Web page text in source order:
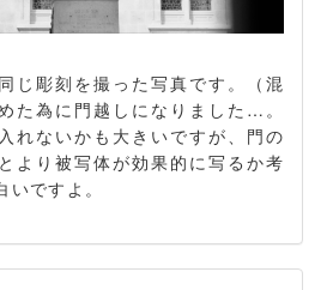
じ彫刻を撮った写真です。（混
た為に門越しになりました…。
れないかも大きいですが、門の
より被写体が効果的に写るか考
ですよ。